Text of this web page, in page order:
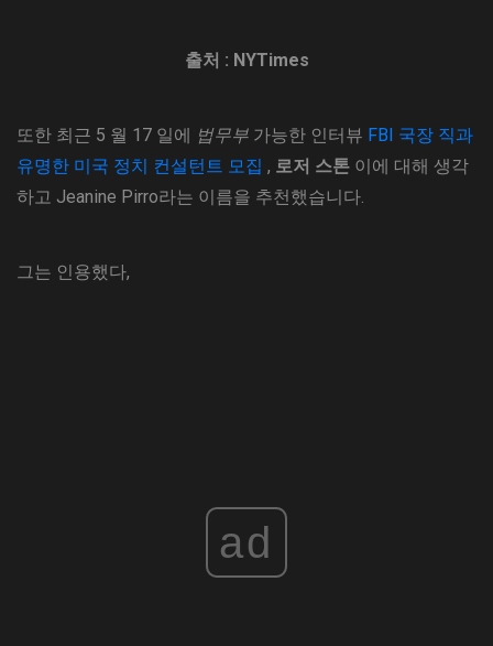
출처 : NYTimes
또한 최근 5 월 17 일에 법무부 가능한 인터뷰 FBI 국장 직과
유명한 미국 정치 컨설턴트 모집 , 로저 스톤 이에 대해 생각
하고 Jeanine Pirro라는 이름을 추천했습니다.
그는 인용했다,
ad